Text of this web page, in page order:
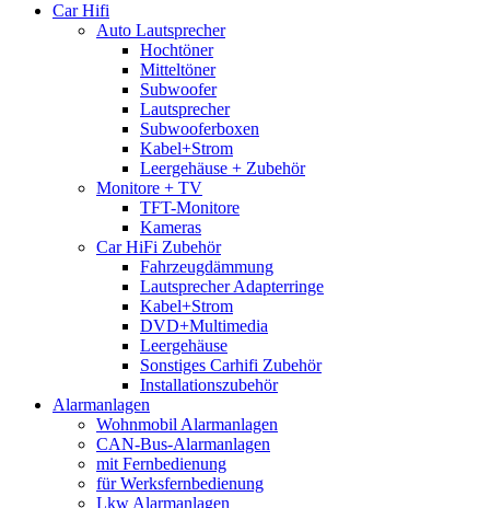
Car Hifi
Auto Lautsprecher
Hochtöner
Mitteltöner
Subwoofer
Lautsprecher
Subwooferboxen
Kabel+Strom
Leergehäuse + Zubehör
Monitore + TV
TFT-Monitore
Kameras
Car HiFi Zubehör
Fahrzeugdämmung
Lautsprecher Adapterringe
Kabel+Strom
DVD+Multimedia
Leergehäuse
Sonstiges Carhifi Zubehör
Installationszubehör
Alarmanlagen
Wohnmobil Alarmanlagen
CAN-Bus-Alarmanlagen
mit Fernbedienung
für Werksfernbedienung
Lkw Alarmanlagen